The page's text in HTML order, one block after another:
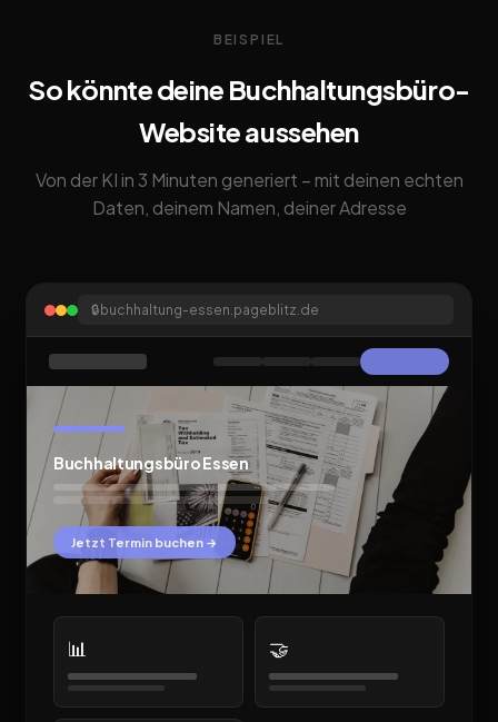
BEISPIEL
So könnte deine Buchhaltungsbüro-
Website aussehen
Von der KI in 3 Minuten generiert – mit deinen echten
Daten, deinem Namen, deiner Adresse
🔒 buchhaltung-essen.pageblitz.de
Buchhaltungsbüro Essen
Jetzt Termin buchen →
📊 🤝